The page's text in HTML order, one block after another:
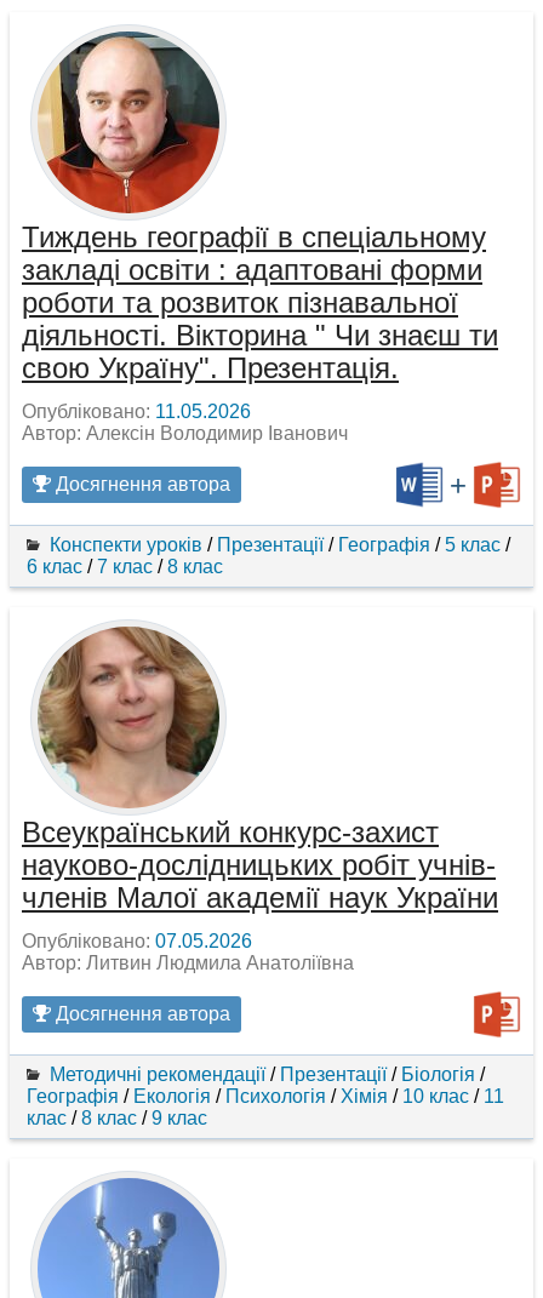
Тиждень географії в спеціальному
закладі освіти : адаптовані форми
роботи та розвиток пізнавальної
діяльності. Вікторина " Чи знаєш ти
свою Україну". Презентація.
Опубліковано: 11.05.2026
Автор: Алексін Володимир Іванович
Досягнення автора +
Конспекти уроків / Презентації/ Географія /5 клас /
6 клас /7 клас /8 клас
Всеукраїнський конкурс-захист
науково-дослідницьких робіт учнів-
членів Малої академії наук України
Опубліковано: 07.05.2026
Автор: Литвин Людмила Анатоліївна
Досягнення автора
Методичні рекомендації/ Презентації/ Біологія /
Географія / Екологія / Психологія / Хімія / 10 клас / 11
клас /8 клас /9 клас